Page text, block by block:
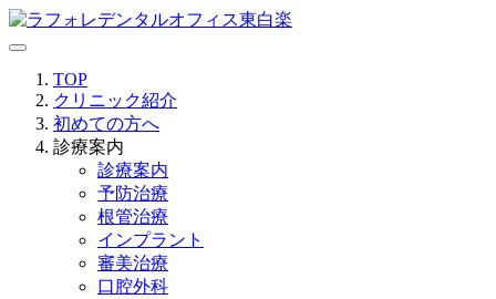
TOP
クリニック紹介
初めての方へ
診療案内
診療案内
予防治療
根管治療
インプラント
審美治療
口腔外科